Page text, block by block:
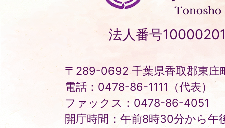
町
Tonosho
Town
法人番号
〒289-0692 千葉県香取郡東庄
電話：0478-86-1111（代表）
ファックス：0478-86-4051
開庁時間：午前8時30分から午